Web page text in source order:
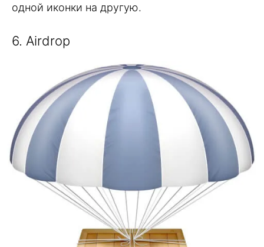
одной иконки на другую.
6. Airdrop